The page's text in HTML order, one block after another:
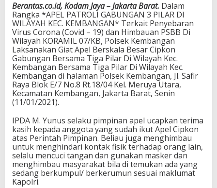
Berantas.co.id, Kodam Jaya – Jakarta Barat. Dalam
Rangka *APEL PATROLI GABUNGAN 3 PILAR DI
WILAYAH KEC. KEMBANGAN* Terkait Penyebaran
Virus Corona (Covid – 19) dan Himbauan PSBB Di
Wilayah KORAMIL 07/KB, Polsek Kembangan
Laksanakan Giat Apel Berskala Besar Cipkon
Gabungan Bersama Tiga Pilar Di Wilayah Kec.
Kembangan Bersama Tiga Pilar Di Wilayah Kec.
Kembangan di halaman Polsek Kembangan, Jl. Safir
Raya Blok E/7 No.8 Rt.18/04 Kel. Meruya Utara,
Kecamatan Kembangan, Jakarta Barat, Senin
(11/01/2021).
IPDA M. Yunus selaku pimpinan apel ucapkan terima
kasih kepada anggota yang sudah ikut Apel Cipkon
atas Perintah Pimpinan. Beliau juga menghimbau
untuk menghindari kontak fisik terhadap orang lain,
selalu mencuci tangan dan gunakan masker dan
menghimbau masyarakat bila di temukan ada yang
sedang berkumpul/ berkerumun sesuai maklumat
Kapolri.